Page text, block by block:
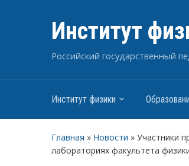
Институт
Российский государственный
Институт физики
Главная » Новости » Участники
лабораториях факультета